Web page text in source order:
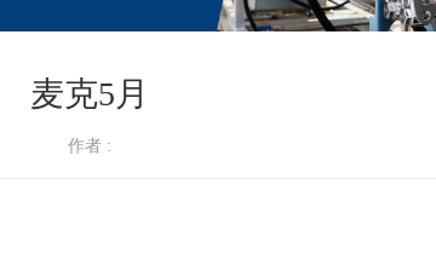
麦克5月
作者 :